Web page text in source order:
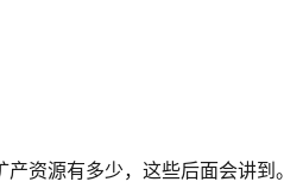
资源有多少，这些后面会讲到。